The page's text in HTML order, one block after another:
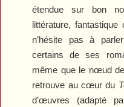
étendue sur bon
littérature,
n’hésite pas à
certains de ses
même que le nœud
retrouve au cœur du
d’œuvres (adapté